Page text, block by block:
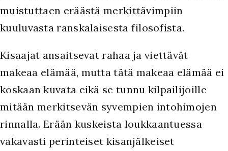
muistuttaen eräästä merkittävimpiin
kuuluvasta ranskalaisesta filosofista.
Kisaajat ansaitsevat rahaa ja viettävät
makeaa elämää, mutta tätä makeaa elämää ei
koskaan kuvata eikä se tunnu kilpailijoille
mitään merkitsevän syvempien intohimojen
rinnalla. Erään kuskeista loukkaantuessa
vakavasti perinteiset kisanjälkeiset